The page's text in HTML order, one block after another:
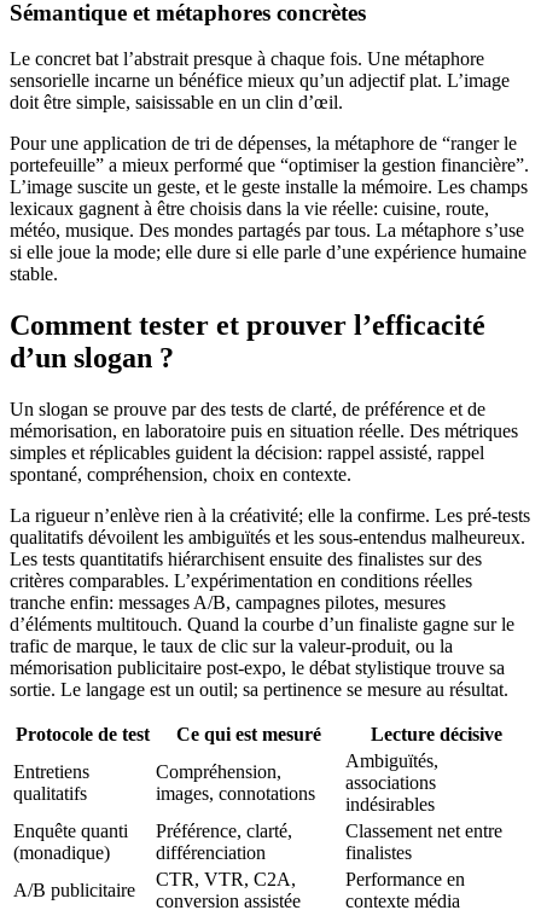
Sémantique et métaphores concrètes
Le concret bat l’abstrait presque à chaque fois. Une métaphore
sensorielle incarne un bénéfice mieux qu’un adjectif plat. L’image
doit être simple, saisissable en un clin d’œil.
Pour une application de tri de dépenses, la métaphore de “ranger le
portefeuille” a mieux performé que “optimiser la gestion financière”.
L’image suscite un geste, et le geste installe la mémoire. Les champs
lexicaux gagnent à être choisis dans la vie réelle: cuisine, route,
météo, musique. Des mondes partagés par tous. La métaphore s’use
si elle joue la mode; elle dure si elle parle d’une expérience humaine
stable.
Comment tester et prouver l’efficacité
d’un slogan ?
Un slogan se prouve par des tests de clarté, de préférence et de
mémorisation, en laboratoire puis en situation réelle. Des métriques
simples et réplicables guident la décision: rappel assisté, rappel
spontané, compréhension, choix en contexte.
La rigueur n’enlève rien à la créativité; elle la confirme. Les pré-tests
qualitatifs dévoilent les ambiguïtés et les sous-entendus malheureux.
Les tests quantitatifs hiérarchisent ensuite des finalistes sur des
critères comparables. L’expérimentation en conditions réelles
tranche enfin: messages A/B, campagnes pilotes, mesures
d’éléments multitouch. Quand la courbe d’un finaliste gagne sur le
trafic de marque, le taux de clic sur la valeur-produit, ou la
mémorisation publicitaire post-expo, le débat stylistique trouve sa
sortie. Le langage est un outil; sa pertinence se mesure au résultat.
Protocole de test Ce qui est mesuré
Lecture décisive
Entretiens
qualitatifs
Compréhension,
images, connotations
Ambiguïtés,
associations
indésirables
Enquête quanti
(monadique)
Préférence, clarté,
différenciation
Classement net entre
finalistes
A/B publicitaire
CTR, VTR, C2A,
conversion assistée
Performance en
contexte média